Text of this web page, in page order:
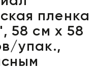
Сетка 7
пленка
58 см х 58
упак.,